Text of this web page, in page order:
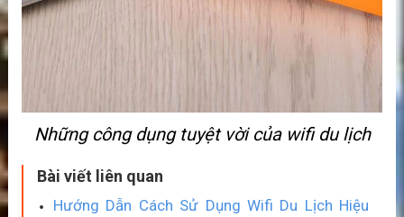
Những công dụng tuyệt vời của wifi du lịch
Bài viết liên quan
Hướng Dẫn Cách Sử Dụng Wifi Du Lịch Hiệu